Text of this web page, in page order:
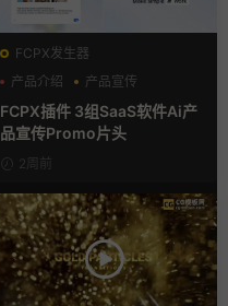
FCPX发生器
产品介绍
产品宣传
产品展示
FCPX插件 3组SaaS软件Ai产
品宣传Promo片头
2周前